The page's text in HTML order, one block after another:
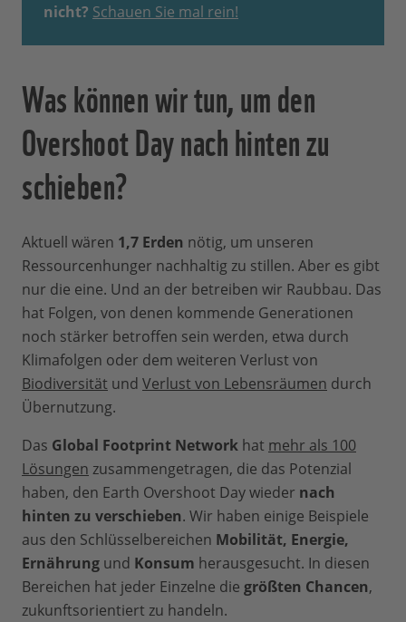
nicht? Schauen Sie mal rein!
Was können wir tun, um den
Overshoot Day nach hinten zu
schieben?
Aktuell wären 1,7 Erden nötig, um unseren
Ressourcenhunger nachhaltig zu stillen. Aber es gibt
nur die eine. Und an der betreiben wir Raubbau. Das
hat Folgen, von denen kommende Generationen
noch stärker betroffen sein werden, etwa durch
Klimafolgen oder dem weiteren Verlust von
Biodiversität und Verlust von Lebensräumen durch
Übernutzung.
Das Global Footprint Network hat mehr als 100
Lösungen zusammengetragen, die das Potenzial
haben, den Earth Overshoot Day wieder nach
hinten zu verschieben. Wir haben einige Beispiele
aus den Schlüsselbereichen Mobilität, Energie,
Ernährung und Konsum herausgesucht. In diesen
Bereichen hat jeder Einzelne die größten Chancen,
zukunftsorientiert zu handeln.